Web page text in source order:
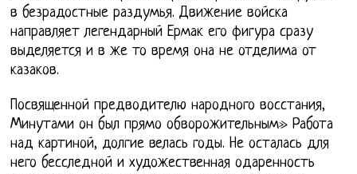
в безрадостные раздумья. Движение войска
направляет легендарный Ермак его фигура сразу
выделяется и в же то время она не отделима от
казаков.
Посвященной предводителю народного восстания,
Минутами он был прямо обворожительным» Работа
над картиной, долгие велась годы. Не осталась для
него бесследной и художественная одаренность